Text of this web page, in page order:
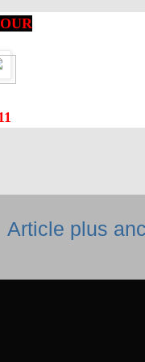
Article plus